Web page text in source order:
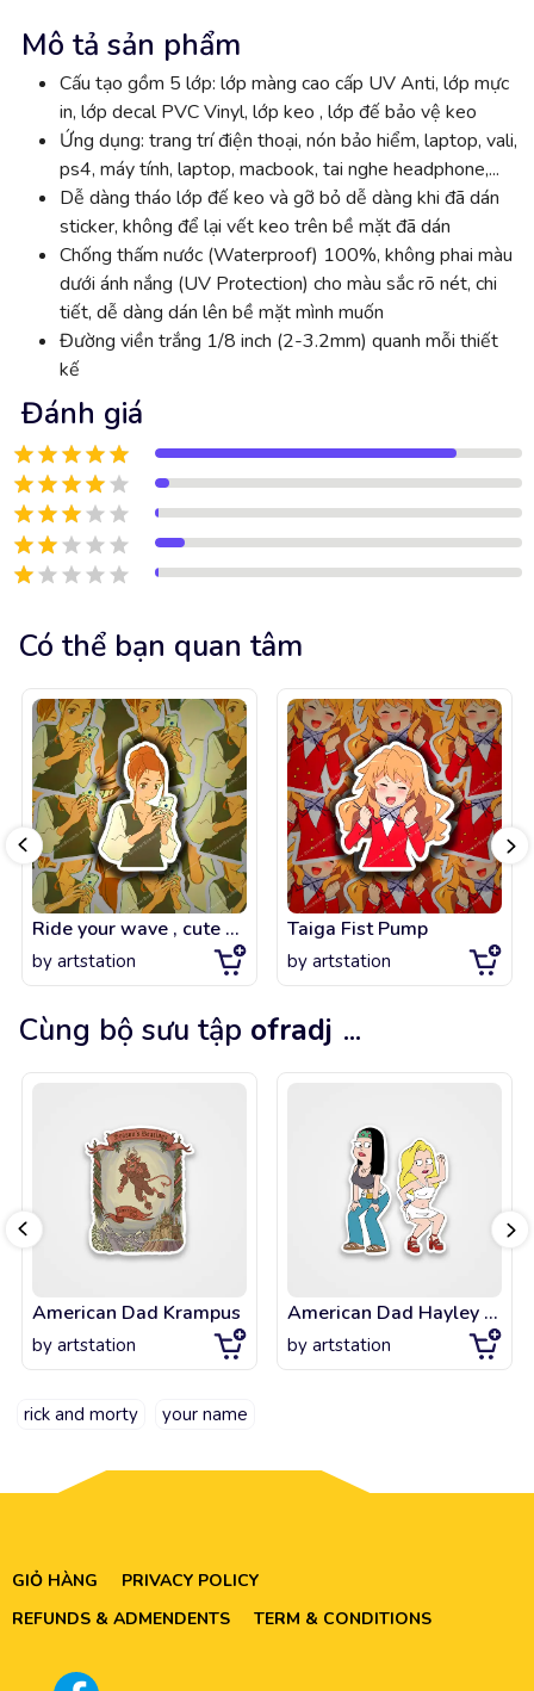
Mô tả sản phẩm
Cấu tạo gồm 5 lớp: lớp màng cao cấp UV Anti, lớp mực
in, lớp decal PVC Vinyl, lớp keo , lớp đế bảo vệ keo
Ứng dụng: trang trí điện thoại, nón bảo hiểm, laptop, vali,
ps4, máy tính, laptop, macbook, tai nghe headphone,...
Dễ dàng tháo lớp đế keo và gỡ bỏ dễ dàng khi đã dán
sticker, không để lại vết keo trên bề mặt đã dán
Chống thấm nước (Waterproof) 100%, không phai màu
dưới ánh nắng (UV Protection) cho màu sắc rõ nét, chi
tiết, dễ dàng dán lên bề mặt mình muốn
Đường viền trắng 1/8 inch (2-3.2mm) quanh mỗi thiết
kế
Đánh giá
Có thể bạn quan tâm
Ride your wave , cute Hinako
by artstation
Taiga Fist Pump
by artstation
Cùng bộ sưu tập ofradj ...
American Dad Krampus
by artstation
American Dad Hayley and Francine Dance Off
by artstation
rick and morty your name
GIỎ HÀNG
PRIVACY POLICY
REFUNDS & ADMENDENTS
TERM & CONDITIONS